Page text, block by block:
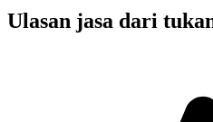
Ulasan jasa dari